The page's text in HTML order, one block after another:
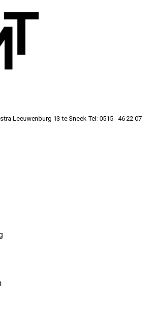
Leeuwenburg 13 te Sneek Tel: 0515 - 46 22 07